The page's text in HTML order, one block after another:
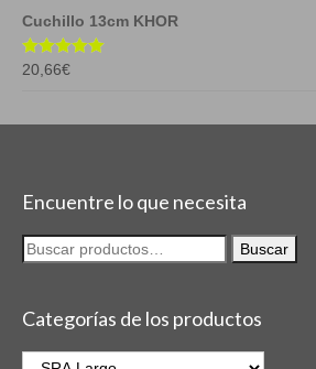
Work
Caballero Largo
Caballero Plegable
Cuchillo 13cm KHOR
Valorado en
20,66€
Encuentre lo que necesita
Buscar
por:
Categorías de los productos